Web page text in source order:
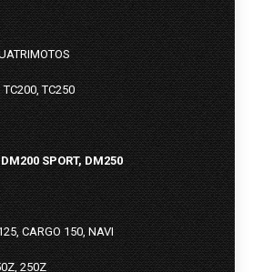
TC200, TC250
SPORT, DM250
CARGO 150, NAVI
250Z